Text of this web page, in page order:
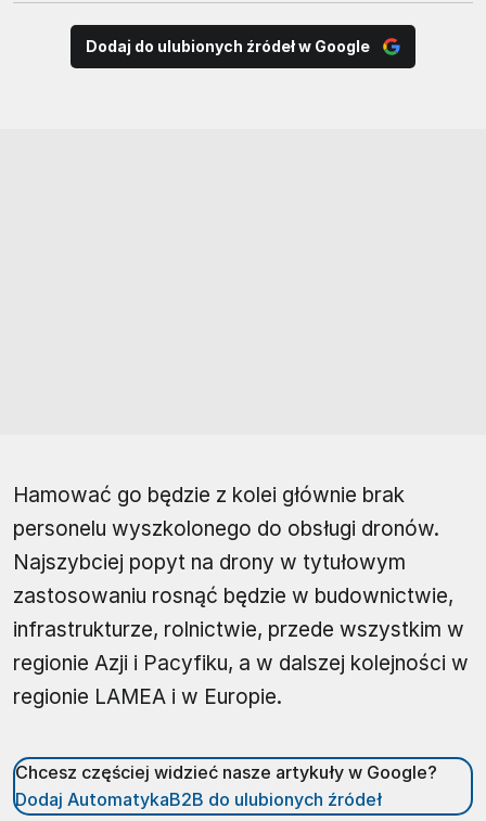
Dodaj do ulubionych źródeł w Google
Hamować go będzie z kolei głównie brak
personelu wyszkolonego do obsługi dronów.
Najszybciej popyt na drony w tytułowym
zastosowaniu rosnąć będzie w budownictwie,
infrastrukturze, rolnictwie, przede wszystkim w
regionie Azji i Pacyfiku, a w dalszej kolejności w
regionie LAMEA i w Europie.
Chcesz częściej widzieć nasze artykuły w Google?
Dodaj AutomatykaB2B do ulubionych źródeł